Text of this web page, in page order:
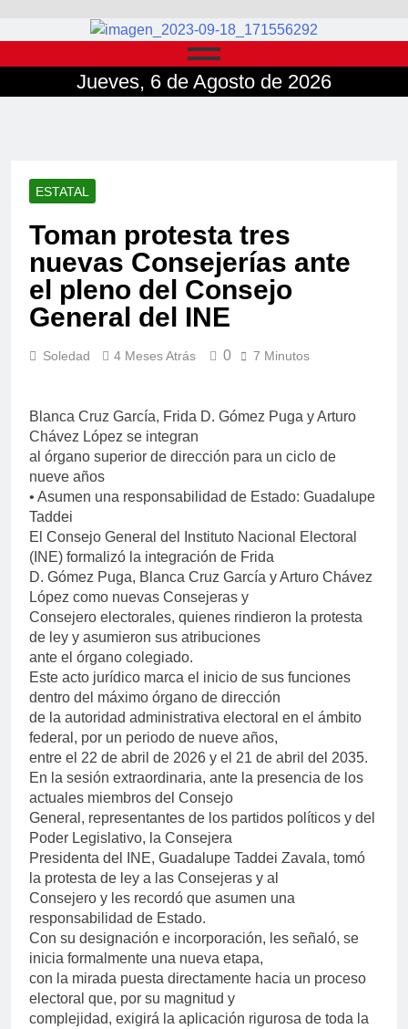
Jueves, 6 de Agosto de 2026
ESTATAL
Toman protesta tres
nuevas Consejerías ante
el pleno del Consejo
General del INE
Soledad 4 Meses Atrás 0 7 Minutos
Blanca Cruz García, Frida D. Gómez Puga y Arturo
Chávez López se integran
al órgano superior de dirección para un ciclo de
nueve años
• Asumen una responsabilidad de Estado: Guadalupe
Taddei
El Consejo General del Instituto Nacional Electoral
(INE) formalizó la integración de Frida
D. Gómez Puga, Blanca Cruz García y Arturo Chávez
López como nuevas Consejeras y
Consejero electorales, quienes rindieron la protesta
de ley y asumieron sus atribuciones
ante el órgano colegiado.
Este acto jurídico marca el inicio de sus funciones
dentro del máximo órgano de dirección
de la autoridad administrativa electoral en el ámbito
federal, por un periodo de nueve años,
entre el 22 de abril de 2026 y el 21 de abril del 2035.
En la sesión extraordinaria, ante la presencia de los
actuales miembros del Consejo
General, representantes de los partidos políticos y del
Poder Legislativo, la Consejera
Presidenta del INE, Guadalupe Taddei Zavala, tomó
la protesta de ley a las Consejeras y al
Consejero y les recordó que asumen una
responsabilidad de Estado.
Con su designación e incorporación, les señaló, se
inicia formalmente una nueva etapa,
con la mirada puesta directamente hacia un proceso
electoral que, por su magnitud y
complejidad, exigirá la aplicación rigurosa de toda la